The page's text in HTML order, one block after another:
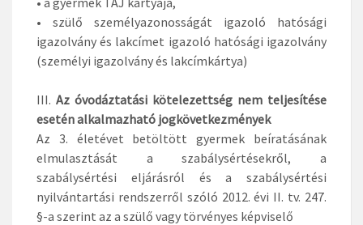
• szülő személyazonosságát igazoló hatósági
igazolvány és lakcímet igazoló hatósági igazolvány
(személyi igazolvány és lakcímkártya)
III. Az óvodáztatási kötelezettség nem teljesítése
esetén alkalmazható jogkövetkezmények
Az 3. életévet betöltött gyermek beíratásának
elmulasztását a szabálysértésekről, a
szabálysértési eljárásról és a szabálysértési
nyilvántartási rendszerről szóló 2012. évi II. tv. 247.
§-a szerint az a szülő vagy törvényes képviselő